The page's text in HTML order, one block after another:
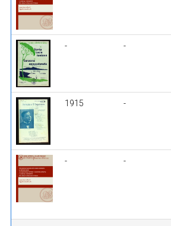
- -
1915 -
- -